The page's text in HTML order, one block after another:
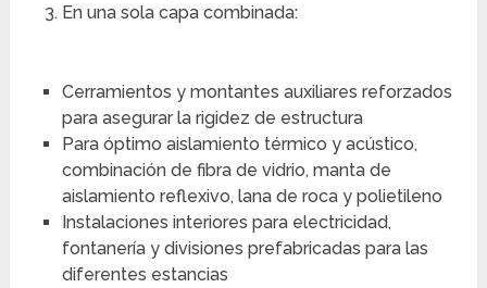
En una sola capa combinada:
Cerramientos y montantes auxiliares reforzados
para asegurar la rigidez de estructura
Para óptimo aislamiento térmico y acústico,
combinación de fibra de vidrio, manta de
aislamiento reflexivo, lana de roca y polietileno
Instalaciones interiores para electricidad,
fontanería y divisiones prefabricadas para las
diferentes estancias